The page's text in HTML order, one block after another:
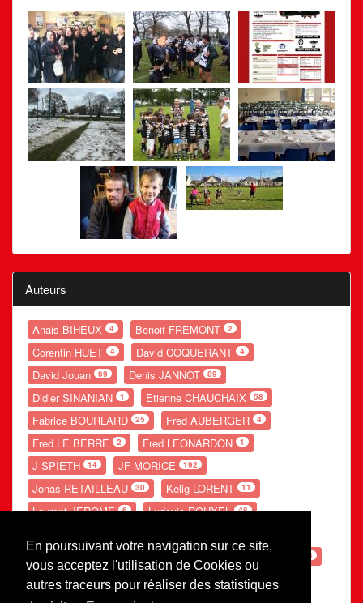
En poursuivant votre navigation sur ce site,
vous acceptez l'utilisation de Cookies ou
autres traceurs pour réaliser des statistiques
Auteurs
Anais BIHEUX 4 Benoit FREMONT 2
Corentin HUET 4 David COQUERANT 4
David Jouan 69 Denis JANNOT 89
Didier SINANIAN 1 Etienne CHAUCHAIX 58
Fabrice BOURLARD 25 Fred AUBERGER 4
Fred LE BERRE 2 Fred LEONARDON 1
J SPIETH 14 JF MORICE 192
Jonas RETAILLEAU 30 Kelig LORENT 11
Laurent JEROME 6 Ludovic ROUXEL 48
Ronan POUPON S LEBE Théo POTIER 54
Valentin PERRE Valerie AUGOT 29